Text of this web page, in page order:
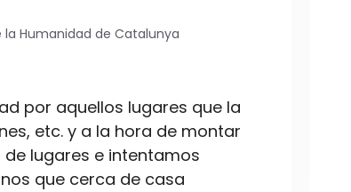
Humanidad de Catalunya
por aquellos lugares que la
etc. y a la hora de montar
lugares e intentamos
que cerca de casa